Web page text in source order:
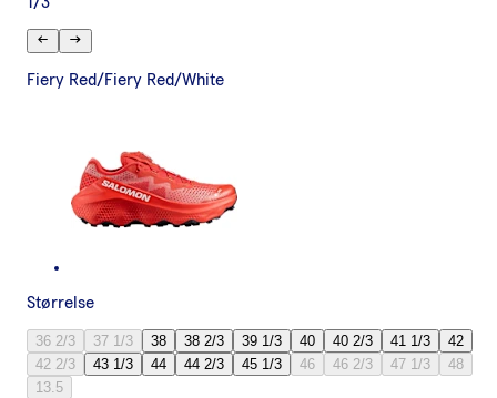
Fiery Red/Fiery Red/White
Størrelse
36 2/3 37 1/3 38 38 2/3 39 1/3 40 40 2/3 41 1/3
42
42 2/3
43 1/3 44 44 2/3 45 1/3 46 46 2/3 47 1/3
48
13.5